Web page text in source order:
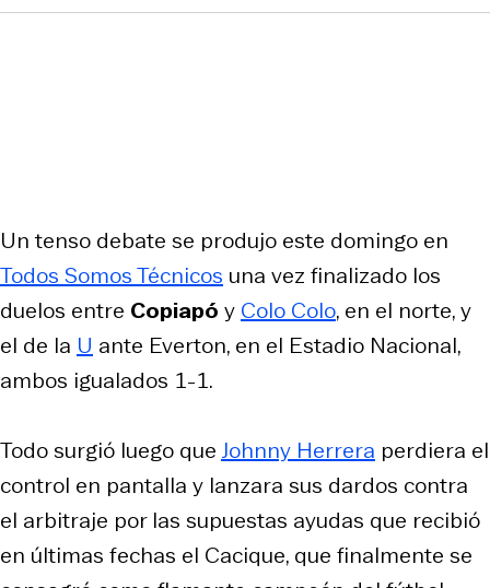
Un tenso debate se produjo este domingo en
Todos Somos Técnicos una vez finalizado los
duelos entre Copiapó y Colo Colo, en el norte, y
el de la U ante Everton, en el Estadio Nacional,
ambos igualados 1-1.
Todo surgió luego que Johnny Herrera perdiera el
control en pantalla y lanzara sus dardos contra
el arbitraje por las supuestas ayudas que recibió
en últimas fechas el Cacique, que finalmente se